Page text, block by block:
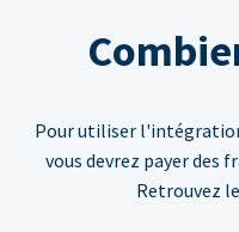
Pour utiliser
vous devrez payer des
Retrouvez